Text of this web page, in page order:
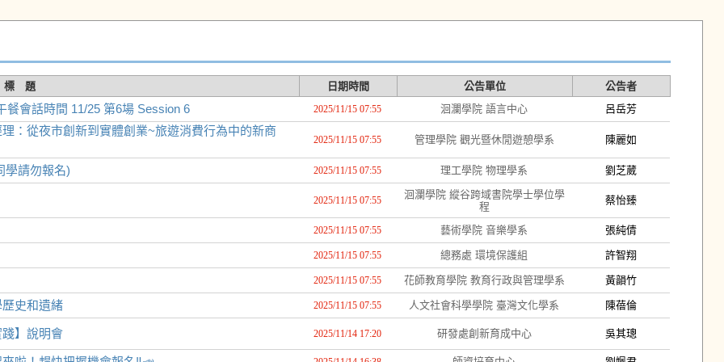
標 題 日期時間 公告單位 公告者
餐會話時間 11/25 第6場 Session 6 2025/11/15 07:55 洄瀾學院 語言中心 呂岳芳
：從夜市創新到實體創業~旅遊消費行為中的新商
2025/11/15 07:55 管理學院 觀光暨休閒遊憩學系 陳麗如
學請勿報名) 2025/11/15 07:55 理工學院 物理學系 劉芝葳
2025/11/15 07:55
洄瀾學院 縱谷跨域書院學士學位學
程
蔡怡臻
2025/11/15 07:55 藝術學院 音樂學系 張純倩
2025/11/15 07:55 總務處 環境保護組 許智翔
2025/11/15 07:55 花師教育學院 教育行政與管理學系 黃韻竹
史和遺緒 2025/11/15 07:55 人文社會科學學院 臺灣文化學系 陳蓓倫
】說明會 2025/11/14 17:20 研發處創新育成中心 吳其璁